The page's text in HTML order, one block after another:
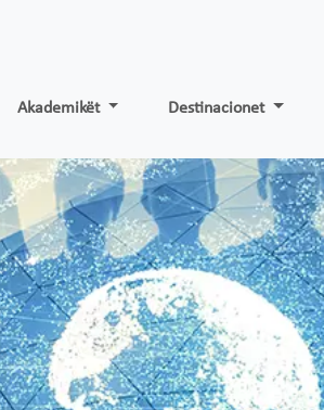
Akademikët Destinacionet